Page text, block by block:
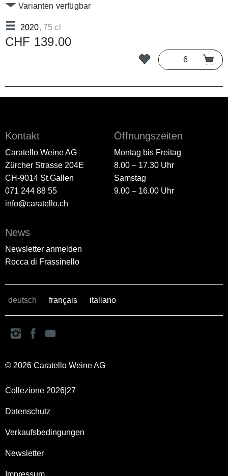
2020, 75 cl
Varianten verfügbar
CHF 139.00
Kontakt
Caratello Weine AG
Zürcher Strasse 204E
CH-9014 St.Gallen
071 244 88 55
info@caratello.ch
Öffnungszeiten
Montag bis Freitag
8.00 – 17.30 Uhr
Samstag
9.00 – 16.00 Uhr
News
Newsletter anmelden
Rocca di Frassinello
deutsch français italiano
© 2026 Caratello Weine AG
Collezione 2026|27
Datenschutz
Verkaufsbedingungen
Newsletter
Impressum